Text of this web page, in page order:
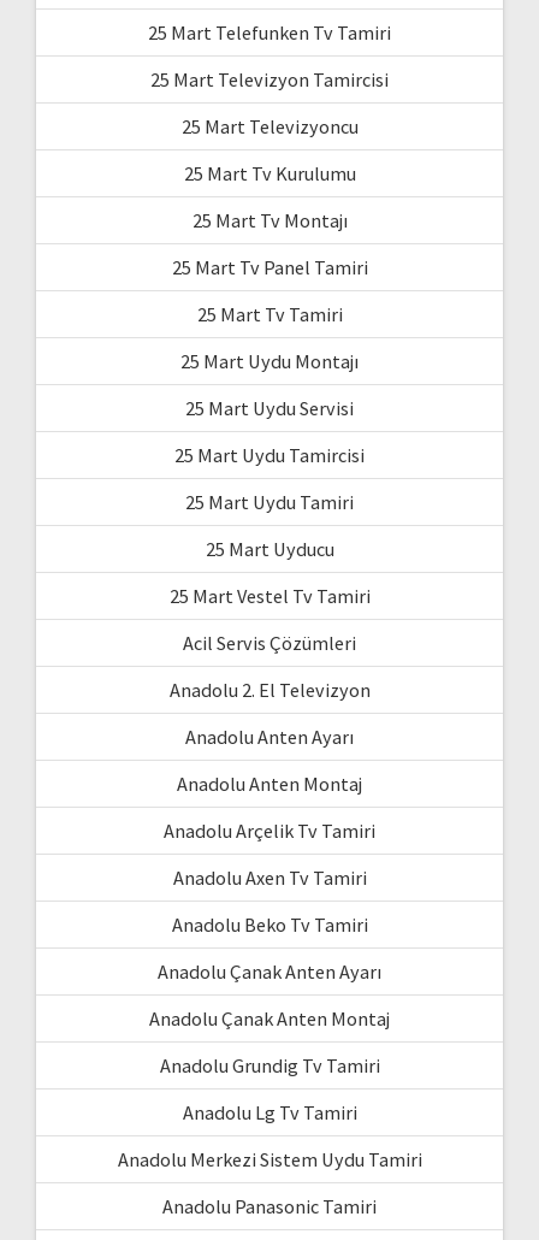
25 Mart Telefunken Tv Tamiri
25 Mart Televizyon Tamircisi
25 Mart Televizyoncu
25 Mart Tv Kurulumu
25 Mart Tv Montajı
25 Mart Tv Panel Tamiri
25 Mart Tv Tamiri
25 Mart Uydu Montajı
25 Mart Uydu Servisi
25 Mart Uydu Tamircisi
25 Mart Uydu Tamiri
25 Mart Uyducu
25 Mart Vestel Tv Tamiri
Acil Servis Çözümleri
Anadolu 2. El Televizyon
Anadolu Anten Ayarı
Anadolu Anten Montaj
Anadolu Arçelik Tv Tamiri
Anadolu Axen Tv Tamiri
Anadolu Beko Tv Tamiri
Anadolu Çanak Anten Ayarı
Anadolu Çanak Anten Montaj
Anadolu Grundig Tv Tamiri
Anadolu Lg Tv Tamiri
Anadolu Merkezi Sistem Uydu Tamiri
Anadolu Panasonic Tamiri